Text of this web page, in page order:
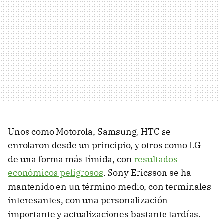
Unos como Motorola, Samsung, HTC se
enrolaron desde un principio, y otros como LG
de una forma más tímida, con resultados
económicos peligrosos. Sony Ericsson se ha
mantenido en un término medio, con terminales
interesantes, con una personalización
importante y actualizaciones bastante tardías.